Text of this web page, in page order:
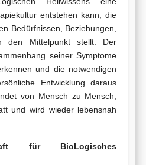
entstehen kann, die
Bedürfnissen, Beziehungen,
den Mittelpunkt stellt. Der
seiner Symptome
und die notwendigen
Entwicklung daraus
von Mensch zu Mensch,
und wird wieder lebensnah
für BioLogisches